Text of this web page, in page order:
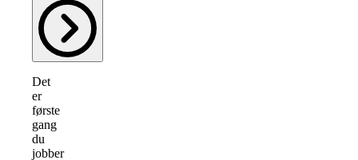
Det
er
første
gang
du
jobber